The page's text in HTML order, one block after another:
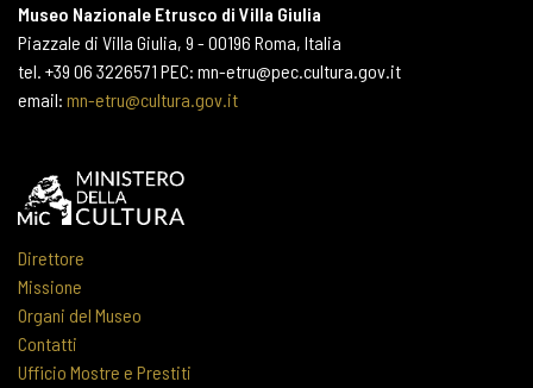
Museo Nazionale Etrusco di Villa Giulia
Piazzale di Villa Giulia, 9 - 00196 Roma, Italia
tel. +39 06 3226571 PEC: mn-etru@pec.cultura.gov.it
email: mn-etru@cultura.gov.it
Direttore
Missione
Organi del Museo
Contatti
Ufficio Mostre e Prestiti